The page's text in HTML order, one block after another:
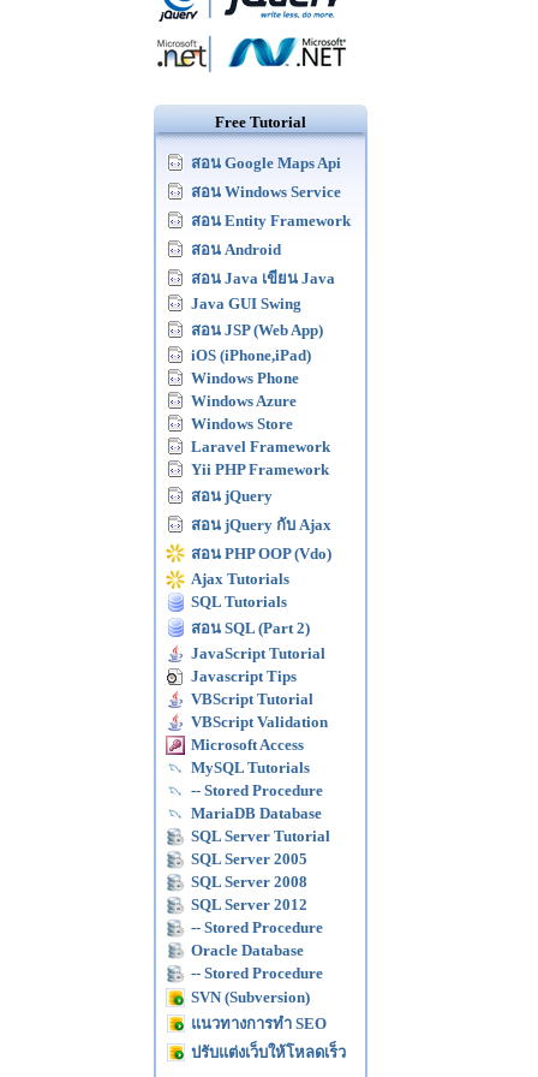
Free Tutorial
สอน Google Maps Api
สอน Windows Service
สอน Entity Framework
สอน Android
สอน Java เขียน Java
Java GUI Swing
สอน JSP (Web App)
iOS (iPhone,iPad)
Windows Phone
Windows Azure
Windows Store
Laravel Framework
Yii PHP Framework
สอน jQuery
สอน jQuery กับ Ajax
สอน PHP OOP (Vdo)
Ajax Tutorials
SQL Tutorials
สอน SQL (Part 2)
JavaScript Tutorial
Javascript Tips
VBScript Tutorial
VBScript Validation
Microsoft Access
MySQL Tutorials
-- Stored Procedure
MariaDB Database
SQL Server Tutorial
SQL Server 2005
SQL Server 2008
SQL Server 2012
-- Stored Procedure
Oracle Database
-- Stored Procedure
SVN (Subversion)
แนวทางการทำ SEO
ปรับแต่งเว็บให้โหลดเร็ว